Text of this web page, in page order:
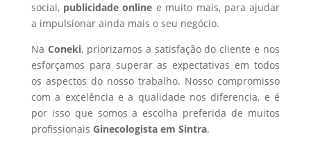
social, publicidade online e muito mais, para ajudar
a impulsionar ainda mais o seu negócio.
Na Coneki, priorizamos a satisfação do cliente e nos
esforçamos para superar as expectativas em todos
os aspectos do nosso trabalho. Nosso compromisso
com a excelência e a qualidade nos diferencia, e é
por isso que somos a escolha preferida de muitos
profissionais Ginecologistaem Sintra.